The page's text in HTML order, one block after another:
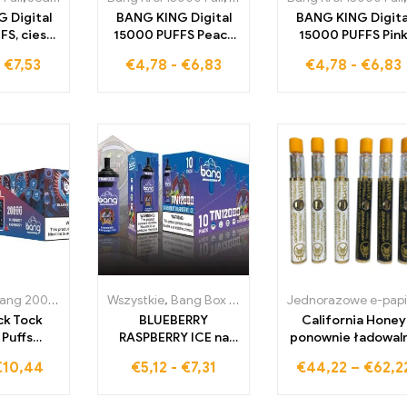
Digital
ciesz
€7,53
BANG KING Digital
15000 PUFFS Peach
pociągnięć pełnych
tropikalnym smakiem
€4,78 - €6,83
BANG KING
15000 PUFFS Pink
pociągnięć pełnych
każdym
€4,78 - €6,83
20000 Pali Jednorazowe e-papierosy Szwecja,Jednorazowe e-
Tock
10,44
Wszystkie, Bang Box 12000 Pufów ,Jednorazowe
BLUEBERRY
RASPBERRY ICE na
BLUEBERRY
€5,12 - €7,31
California Honey
ponownie
dla dzieci
€44,22 – €